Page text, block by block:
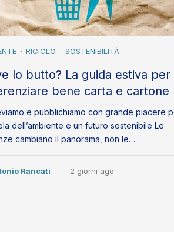
RICICLO SOSTENIBILITÀ
lo butto? La guida estiva per
bene carta e cartone
e pubblichiamo con grande piacere
dell’ambiente e un futuro sostenibile Le
cambiano il panorama, non le…
Rancati 2 giorni ago